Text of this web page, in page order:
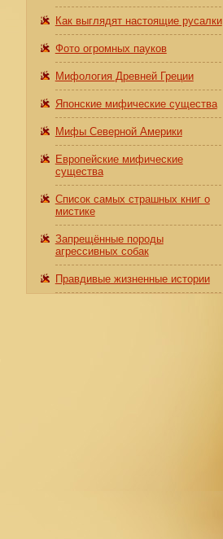
Как выглядят настоящие русалки
Фото огромных пауков
Мифология Древней Греции
Японские мифические существа
Мифы Северной Америки
Европейские мифические
существа
Список самых страшных книг о
мистике
Запрещённые породы
агрессивных собак
Правдивые жизненные истории